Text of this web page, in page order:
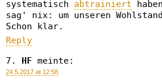
systematisch abtrainiert
sag' nix: um unseren
Schon klar.
Reply
HF meinte:
24.5.2017 at 12:58